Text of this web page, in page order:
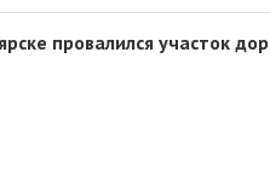
провалился участок